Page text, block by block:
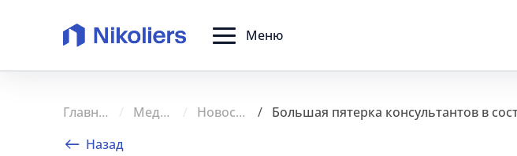
Меню
Главная Медиа Новости
Назад